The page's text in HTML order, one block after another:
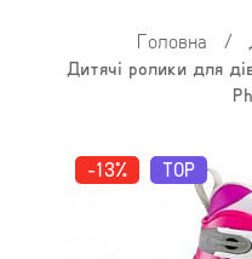
Головна /
Дитячі ролики для
-13% TOP